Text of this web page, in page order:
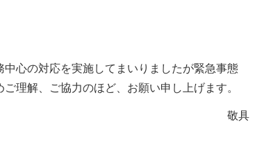
心の対応を実施してまいりましたが緊急事態
理解、ご協力のほど、お願い申し上げます。
敬具